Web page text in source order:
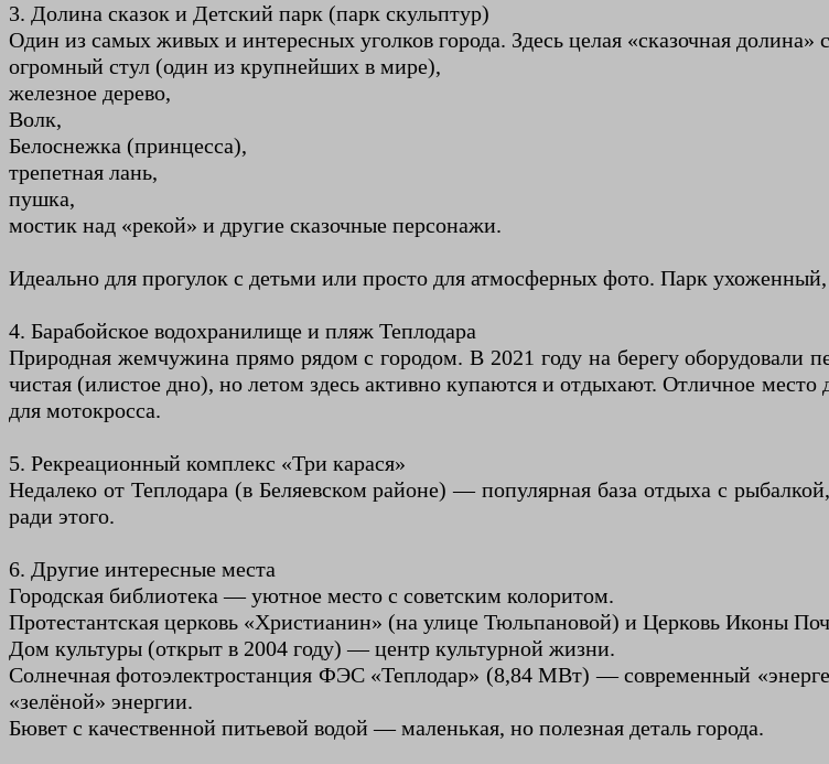
3. Долина сказок и Детский парк (парк скульптур)
Один из самых живых и интересных уголков города. Здесь целая «сказочная долина»
огромный стул (один из крупнейших в мире),
железное дерево,
Волк,
Белоснежка (принцесса),
трепетная лань,
пушка,
мостик над «рекой» и другие сказочные персонажи.
Идеально для прогулок с детьми или просто для атмосферных фото. Парк
4. Барабойское водохранилище и пляж Теплодара
Природная жемчужина прямо рядом с городом. В 2021 году на берегу оборудовали
чистая (илистое дно), но летом здесь активно купаются и отдыхают. Отличное
для мотокросса.
5. Рекреационный комплекс «Три карася»
Недалеко от Теплодара (в Беляевском районе) — популярная база отдыха с
ради этого.
6. Другие интересные места
Городская библиотека — уютное место с советским колоритом.
Протестантская церковь «Христианин» (на улице Тюльпановой) и Церковь Иконы
Дом культуры (открыт в 2004 году) — центр культурной жизни.
Солнечная фотоэлектростанция ФЭС «Теплодар» (8,84 МВт) — современный
«зелёной» энергии.
Бювет с качественной питьевой водой — маленькая, но полезная деталь города.